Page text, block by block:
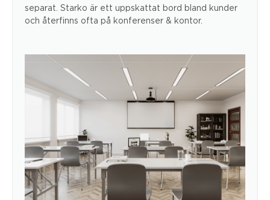
separat. Starko är ett uppskattat bord bland kunder
och återfinns ofta på konferenser & kontor.